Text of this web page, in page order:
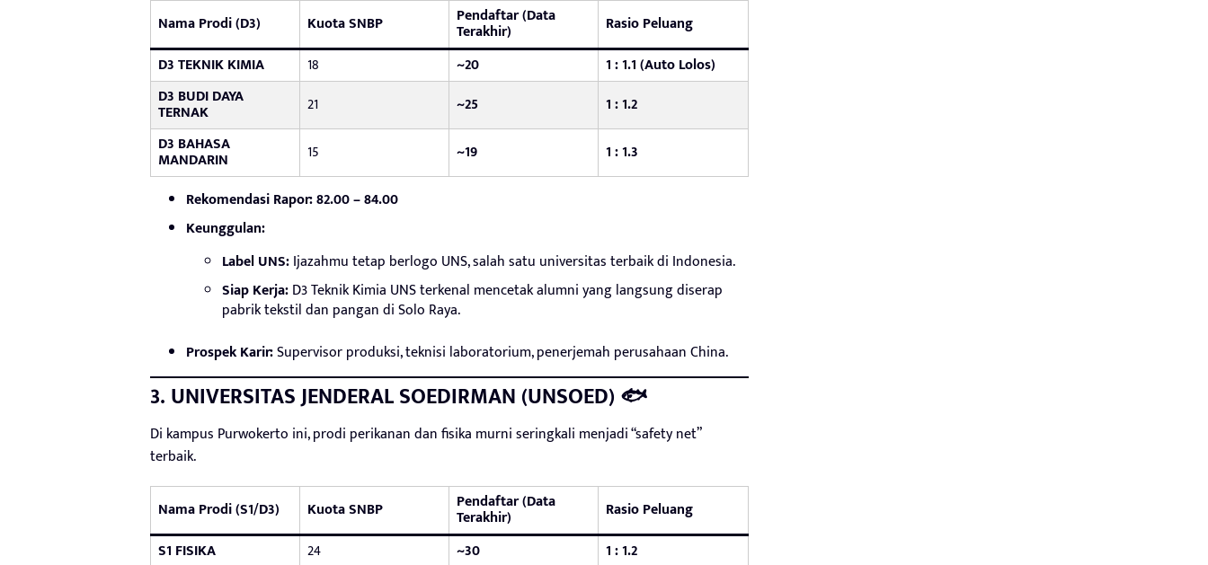
Nama Prodi (D3) Kuota SNBP Pendaftar (Data
Terakhir)
Rasio Peluang
D3 TEKNIK KIMIA
18 ~20
1 : 1.1 (Auto Lolos)
D3 BUDI DAYA
TERNAK 21 ~25
1 : 1.2
D3 BAHASA
MANDARIN 15 ~19
1 : 1.3
Rekomendasi Rapor:82.00 – 84.00
Keunggulan:
Label UNS:Ijazahmu tetap berlogo UNS, salah satu universitas terbaik di Indonesia.
Siap Kerja:D3 Teknik Kimia UNS terkenal mencetak alumni yang langsung diserap
pabrik tekstil dan pangan di Solo Raya.
Prospek Karir:Supervisor produksi, teknisi laboratorium, penerjemah perusahaan China.
3. UNIVERSITAS JENDERAL SOEDIRMAN (UNSOED) 🐟
Di kampus Purwokerto ini, prodi perikanan dan fisika murni seringkali menjadi “safety net”
terbaik.
Nama Prodi (S1/D3) Kuota SNBP Pendaftar (Data
Terakhir)
Rasio Peluang
S1 FISIKA
24 ~30
1 : 1.2